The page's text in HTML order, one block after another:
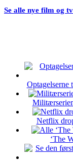
Se alle nye film og
Optagelserne
Netflix
‘The